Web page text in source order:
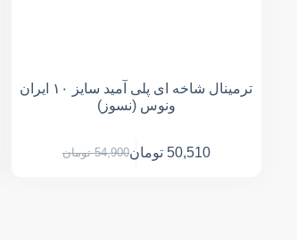
ترمینال شاخه ای پلی آمید سایز ۱۰ ایران
ونوس (نسوز)
54,900 تومان 50,510 تومان